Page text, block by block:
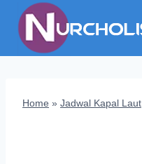
content
Home » Jadwal Kapal Laut